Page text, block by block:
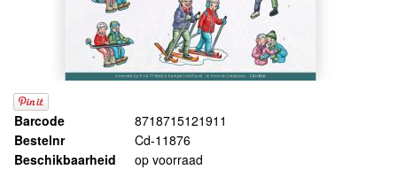
Barcode
8718715121911
Bestelnr
Cd-11876
Beschikbaarheid
op voorraad